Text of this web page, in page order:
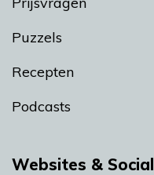
Puzzels
Recepten
Podcasts
Websites & Social